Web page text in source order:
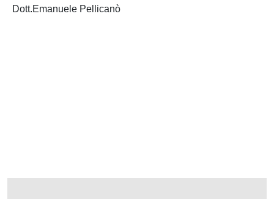
Dott.Emanuele Pellicanò